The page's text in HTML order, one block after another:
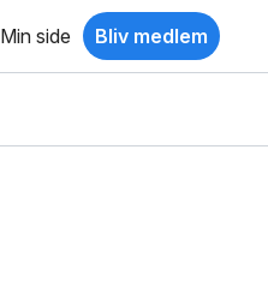
Min side Bliv medlem